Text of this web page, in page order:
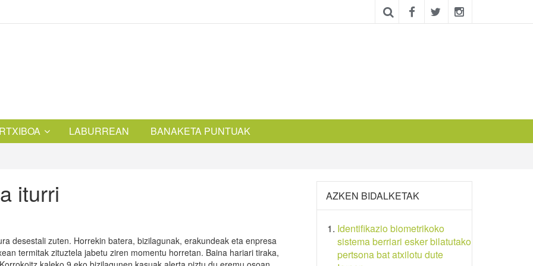
LABURREAN BANAKETA PUNTUAK
iturri
desestali zuten. Horrekin batera, bizilagunak, erakundeak eta enpresa
termitak zituztela jabetu ziren momentu horretan. Baina hariari tiraka,
AZKEN BIDALKETAK
Identifikazio biometrikoko
sistema berriari esker bilatutako
pertsona bat atxilotu dute